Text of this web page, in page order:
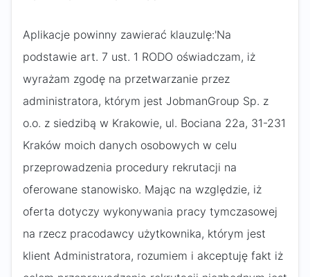
Aplikacje powinny zawierać klauzulę:'Na
podstawie art. 7 ust. 1 RODO oświadczam, iż
wyrażam zgodę na przetwarzanie przez
administratora, którym jest JobmanGroup Sp. z
o.o. z siedzibą w Krakowie, ul. Bociana 22a, 31-231
Kraków moich danych osobowych w celu
przeprowadzenia procedury rekrutacji na
oferowane stanowisko. Mając na względzie, iż
oferta dotyczy wykonywania pracy tymczasowej
na rzecz pracodawcy użytkownika, którym jest
klient Administratora, rozumiem i akceptuję fakt iż